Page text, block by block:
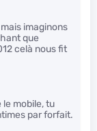
imaginons
que
celà nous fit
le mobile, tu
par forfait.